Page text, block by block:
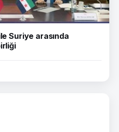
Suriye arasında